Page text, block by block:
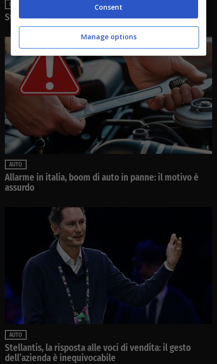
LATEST NEWS
Stellantis, il gruppo cede l’azienda: diventa tedesca
AUTO
Allarme in italia, boom di auto in panne: il motivo è
assurdo
AUTO
Stellantis, la risposta alle voci di vendita: il gesto
dell’azienda è inequivocabile
Consent
Manage options